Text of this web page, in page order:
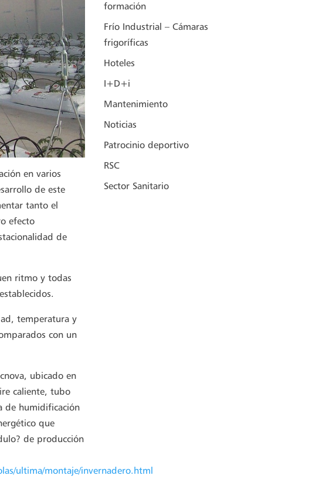
en varios
de este
tanto el
efecto
de
ritmo y todas
temperatura y
con un
ubicado en
caliente, tubo
de humidificación
que
de producción
ultima/montaje/invernadero.html
formación
Frío Industrial – Cámaras
frigoríficas
Hoteles
I+D+i
Mantenimiento
Noticias
Patrocinio deportivo
RSC
Sector Sanitario